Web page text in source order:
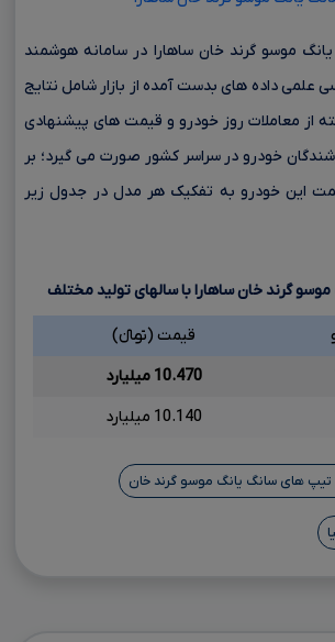
موسو گرند خان ساهارا در سامانه هوشمند
علمی داده های بدست آمده از بازار شامل نتایج
از معاملات روز خودرو و قیمت های پیشنهادی
خودرو در سراسر کشور صورت می گیرد؛ بر
این خودرو به تفکیک هر مدل در جدول زیر
گرند خان ساهارا با سالهای تولید مختلف
قیمت (تومانءءء)
10.470 میلیارد
10.140 میلیارد
های سانگ یانگ موسو گرند خان